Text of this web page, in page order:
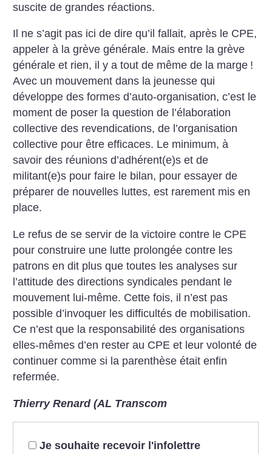
suscite de grandes réactions.
Il ne s’agit pas ici de dire qu’il fallait, après le CPE,
appeler à la grève générale. Mais entre la grève
générale et rien, il y a tout de même de la marge !
Avec un mouvement dans la jeunesse qui
développe des formes d’auto-organisation, c’est le
moment de poser la question de l’élaboration
collective des revendications, de l’organisation
collective pour être efficaces. Le minimum, à
savoir des réunions d’adhérent(e)s et de
militant(e)s pour faire le bilan, pour essayer de
préparer de nouvelles luttes, est rarement mis en
place.
Le refus de se servir de la victoire contre le CPE
pour construire une lutte prolongée contre les
patrons en dit plus que toutes les analyses sur
l’attitude des directions syndicales pendant le
mouvement lui-même. Cette fois, il n’est pas
possible d’invoquer les difficultés de mobilisation.
Ce n’est que la responsabilité des organisations
elles-mêmes d’en rester au CPE et leur volonté de
continuer comme si la parenthèse était enfin
refermée.
Thierry Renard (AL Transcom
Je souhaite recevoir l'infolettre